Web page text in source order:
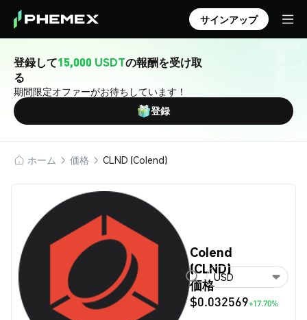
サインアップ
登録して15,000 USDTの報酬を受け取
る
期間限定オファーがお待ちしています！
登録
ホーム 価格 CLND (Colend)
Colend
(CLND)
価格
$0.032569+17.70%
USD